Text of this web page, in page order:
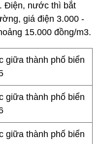
Điện, nước thì bắt
giá điện 3.000 -
15.000 đồng/m3.